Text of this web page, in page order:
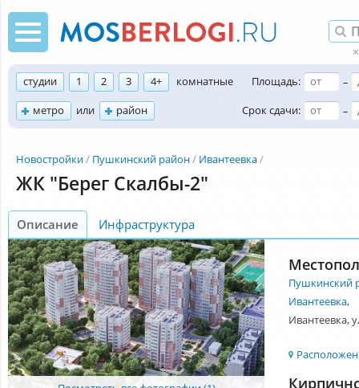
студии 1 2 3 4+
комнатные
метро
или район
Площадь:
–
Срок сдачи:
–
Новостройки Пушкинский район Ивантеевка
ЖК "Берег Скалбы-2"
Описание Инфраструктура
Пушкинский
Ивантеевка,
Ивантеевка,